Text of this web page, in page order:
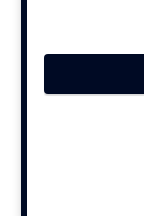
Contentmarketing